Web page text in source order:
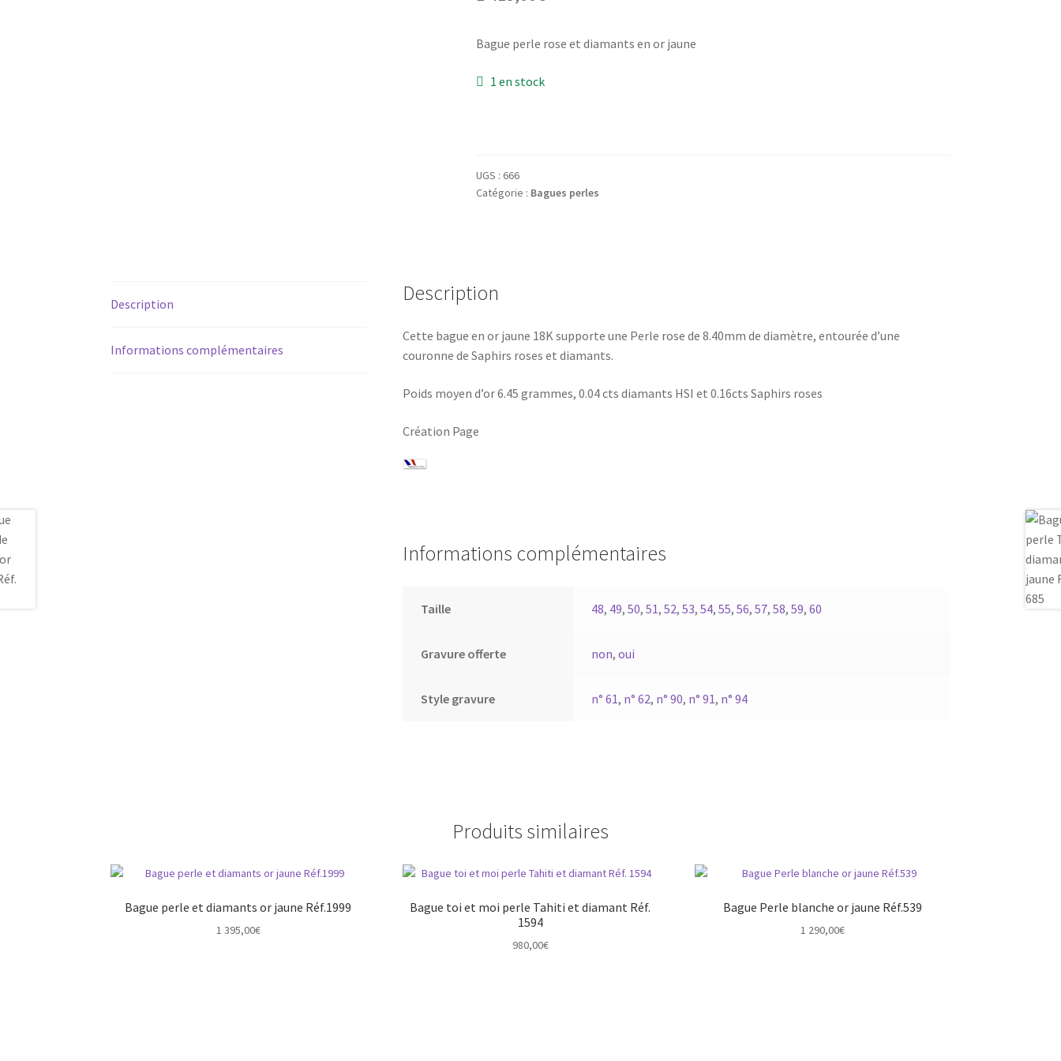
Bague perle rose et diamants en or jaune
1 en stock
UGS : 666
Catégorie : Bagues perles
Description
Informations complémentaires
Description
Cette bague en or jaune 18K supporte une Perle rose de 8.40mm de diamètre, entourée d’une
couronne de Saphirs roses et diamants.
Poids moyen d’or 6.45 grammes, 0.04 cts diamants HSI et 0.16cts Saphirs roses
Création Page
Informations complémentaires
Taille 48, 49, 50, 51, 52, 53, 54, 55, 56, 57, 58, 59, 60
Gravure offerte non, oui
Style gravure n° 61, n° 62, n° 90, n° 91, n° 94
Produits similaires
Bague perle et diamants or jaune Réf.1999
1 395,00€
Bague toi et moi perle Tahiti et diamant Réf.
1594
980,00€
Bague Perle blanche or jaune Réf.539
1 290,00€